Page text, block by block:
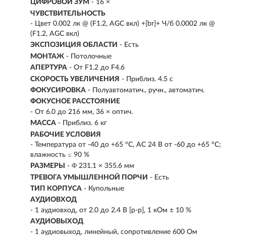
ЦИФРОВОЙ ЗУМ - 16 ×
ЧУВСТВИТЕЛЬНОСТЬ
- Цвет 0.002 лк @ (F1.2, AGC вкл) +[br]+ Ч/б 0.0002 лк @
(F1.2, AGC вкл)
ЭКСПОЗИЦИЯ ОБЛАСТИ - Есть
МОНТАЖ - Потолочные
АПЕРТУРА - От F1.2 до F4.6
СКОРОСТЬ УВЕЛИЧЕНИЯ - Приблиз. 4.5 с
ФОКУСИРОВКА - Полуавтоматич., ручн., автоматич.
ФОКУСНОЕ РАССТОЯНИЕ
- От 6.0 до 216 мм, 36 × оптич.
МАССА - Приблиз. 6 кг
РАБОЧИЕ УСЛОВИЯ
- Температура от -40 до +65 °C, AC 24 В от -60 до +65 °C;
влажность ≤ 90 %
РАЗМЕРЫ
- Φ 231.1 × 355.6 мм
ТРЕВОГА УМЫШЛЕННОЙ ПОРЧИ - Есть
ТИП КОРПУСА - Купольные
АУДИОВХОД
- 1 аудиовход, от 2.0 до 2.4 В [p-p], 1 кОм ± 10 %
АУДИОВЫХОД
- 1 аудиовыход, линейный, сопротивление 600 Ом